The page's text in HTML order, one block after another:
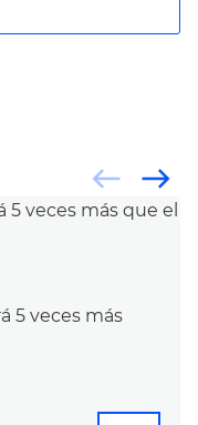
5 veces más
east
west